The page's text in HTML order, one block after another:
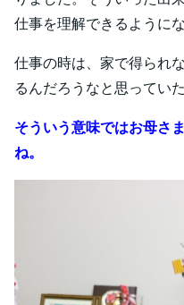
仕事を理解できるように
仕事の時は、家で得られ
るんだろうなと思ってい
そういう意味ではお母さ
ね。